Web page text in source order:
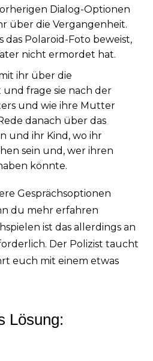
Dialog-Optionen
über die Vergangenheit.
das Polaroid-Foto beweist,
nicht ermordet hat.
ihr über die
frage sie nach der
und wie ihre Mutter
danach über das
und ihr Kind, wo ihr
sein und, wer ihren
könnte.
Gesprächsoptionen
du mehr erfahren
ist das allerdings an
Der Polizist taucht
euch mit einem etwas
Lösung: